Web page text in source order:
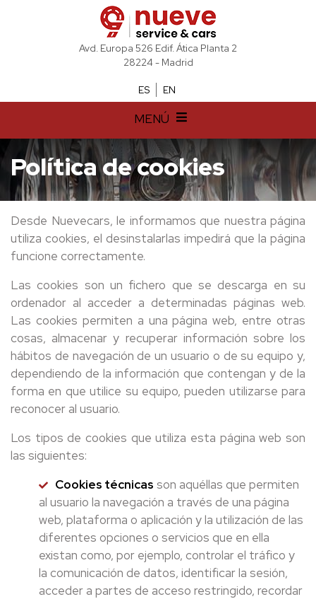
Avd. Europa 526 Edif. Ática Planta 2
28224 - Madrid
ES EN
MENÚ
Política de cookies
Desde Nuevecars, le informamos que nuestra página
utiliza cookies, el desinstalarlas impedirá que la página
funcione correctamente.
Las cookies son un fichero que se descarga en su
ordenador al acceder a determinadas páginas web.
Las cookies permiten a una página web, entre otras
cosas, almacenar y recuperar información sobre los
hábitos de navegación de un usuario o de su equipo y,
dependiendo de la información que contengan y de la
forma en que utilice su equipo, pueden utilizarse para
reconocer al usuario.
Los tipos de cookies que utiliza esta página web son
las siguientes:
Cookies técnicas son aquéllas que permiten
al usuario la navegación a través de una página
web, plataforma o aplicación y la utilización de las
diferentes opciones o servicios que en ella
existan como, por ejemplo, controlar el tráfico y
la comunicación de datos, identificar la sesión,
acceder a partes de acceso restringido, recordar